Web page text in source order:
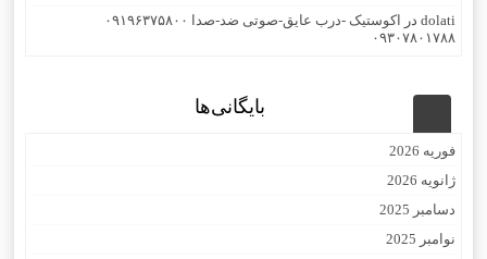
dolati در
اکوستیک -درب عایق-صوتی ضد-صدا ۰۹۱۹۶۳۷۵۸۰۰
۰۹۳۰۷۸۰۱۷۸۸
بایگانی‌ها
فوریه 2026
ژانویه 2026
دسامبر 2025
نوامبر 2025